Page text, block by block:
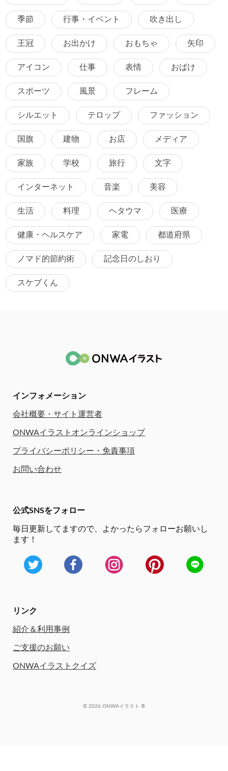
季節 行事・イベント 吹き出し
王冠 お出かけ おもちゃ 矢印
アイコン 仕事 表情 おばけ
スポーツ 風景 フレーム
シルエット テロップ ファッション
国旗 建物 お店 メディア
家族 学校 旅行 文字
インターネット 音楽 美容
生活 料理 ヘタウマ 医療
健康・ヘルスケア 家電 都道府県
ノマド的節約術 記念日のしおり
スケブくん
インフォメーション
会社概要・サイト運営者
ONWAイラストオンラインショップ
プライバシーポリシー・免責事項
お問い合わせ
公式SNSをフォロー
毎日更新してますので、
よかったらフォローお願いし
ます！
リンク
紹介＆利用事例
ご支援のお願い
ONWAイラストクイズ
© 2026 ONWAイラスト ®